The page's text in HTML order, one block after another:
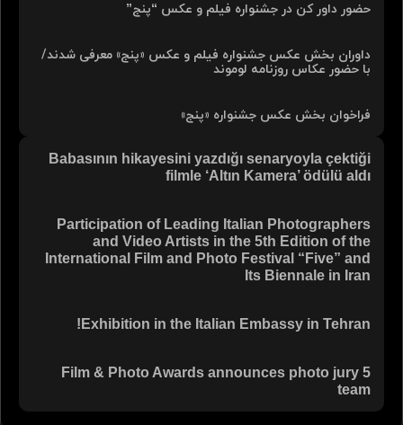
حضور داور کن در جشنواره فیلم و عکس “پنج”
داوران بخش عکس جشنواره فیلم و عکس «پنج» معرفی شدند/
با حضور عکاس روزنامه لوموند
فراخوان بخش عکس جشنواره «پنج»
Babasının hikayesini yazdığı senaryoyla çektiği
filmle ‘Altın Kamera’ ödülü aldı
Participation of Leading Italian Photographers
and Video Artists in the 5th Edition of the
International Film and Photo Festival “Five” and
Its Biennale in Iran
Exhibition in the Italian Embassy in Tehran!
5 Film & Photo Awards announces photo jury
team